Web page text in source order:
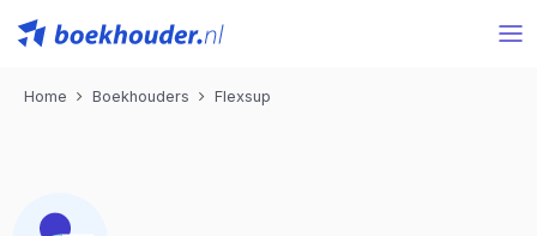
Home Boekhouders Flexsup